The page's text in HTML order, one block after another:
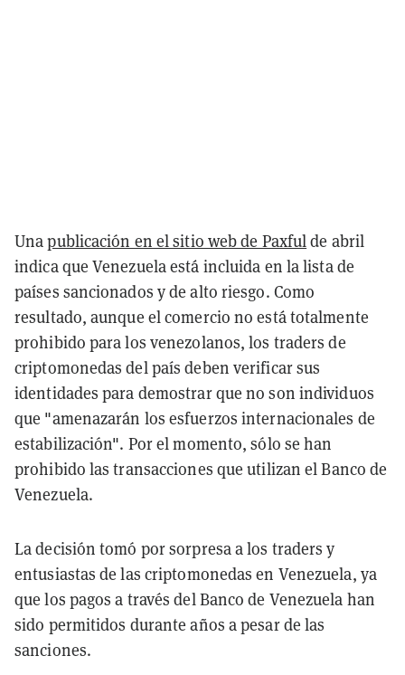
Unapublicación en el sitio web de Paxfulde abril
indica que Venezuela está incluida en la lista de
países sancionados y de alto riesgo. Como
resultado, aunque el comercio no está totalmente
prohibido para los venezolanos, los traders de
criptomonedas del país deben verificar sus
identidades para demostrar que no son individuos
que "amenazarán los esfuerzos internacionales de
estabilización". Por el momento, sólo se han
prohibido las transacciones que utilizan el Banco de
Venezuela.
La decisión tomó por sorpresa a los traders y
entusiastas de las criptomonedas en Venezuela, ya
que los pagos a través del Banco de Venezuela han
sido permitidos durante años a pesar de las
sanciones.